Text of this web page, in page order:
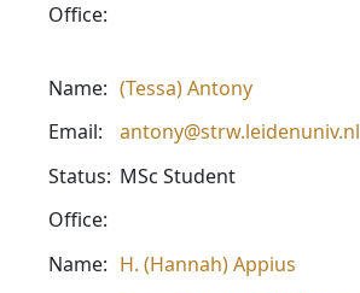
Office:
Name: (Tessa) Antony
Email:
antony@strw.leidenuniv.nl
Status: MSc Student
Office:
Name: H. (Hannah) Appius